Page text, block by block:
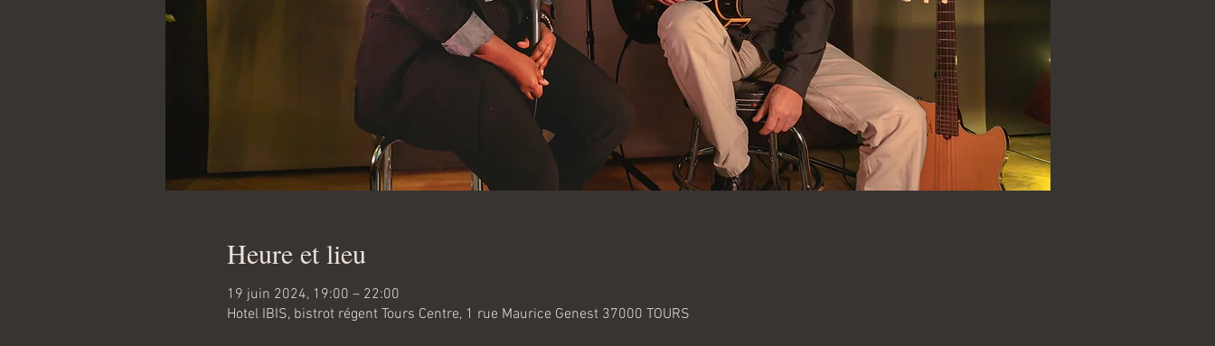
Heure et lieu
19 juin 2024, 19:00 – 22:00
Hotel IBIS, bistrot régent Tours Centre, 1 rue Maurice Genest 37000 TOURS